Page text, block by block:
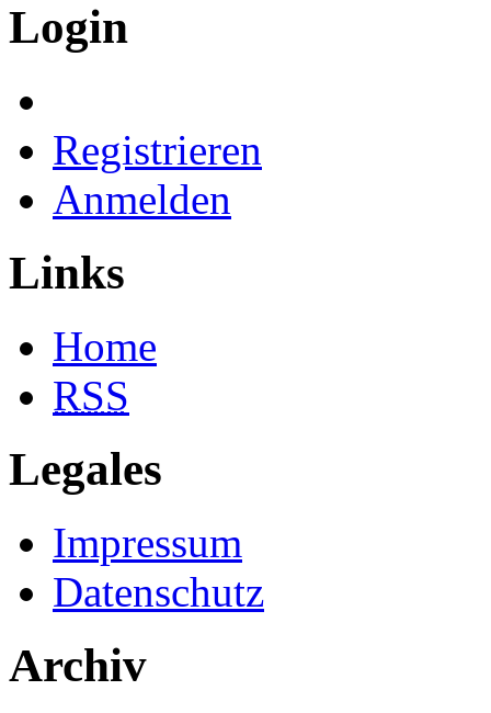
Login
Registrieren
Anmelden
Links
Home
RSS
Legales
Impressum
Datenschutz
Archiv